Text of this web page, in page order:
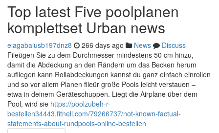
Top latest Five poolplanen
komplettset Urban news
elagabalusb197dnz8 266 days ago News
Discuss
Fileügen Sie zu dem Durchmesser mindestens 50 cm hinzu,
damit die Abdeckung an den Rändern um das Becken herum
aufliegen kann Rollabdeckungen kannst du ganz einfach einrollen
und so vor allem Planen fileür große Pools leicht verstauen –
etwa in deinem Geräteschuppen. Liegt die Airplane über dem
Pool, wird sie https://poolzubeh-r-
bestellen34443.fitnell.com/79266737/not-known-factual-
statements-about-rundpools-online-bestellen